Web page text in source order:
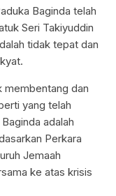
Baginda telah
Seri Takiyuddin
tidak tepat dan
membentang dan
yang telah
adalah
Perkara
Jemaah
ke atas krisis